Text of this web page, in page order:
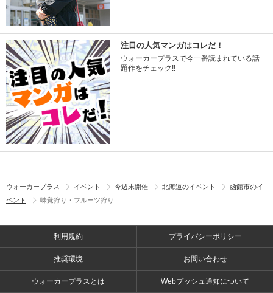
注目の人気マンガはコレだ！
ウォーカープラスで今一番読まれている話
題作をチェック!!
ウォーカープラス イベント 今週末開催 北海道のイベント
函館市のイ
ベント
味覚狩り・フルーツ狩り
利用規約 プライバシーポリシー
推奨環境 お問い合わせ
ウォーカープラスとは Webプッシュ通知について